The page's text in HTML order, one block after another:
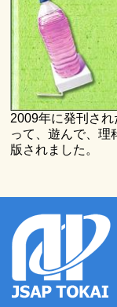
2009年に発刊さ
って、遊んで、理
版されました。